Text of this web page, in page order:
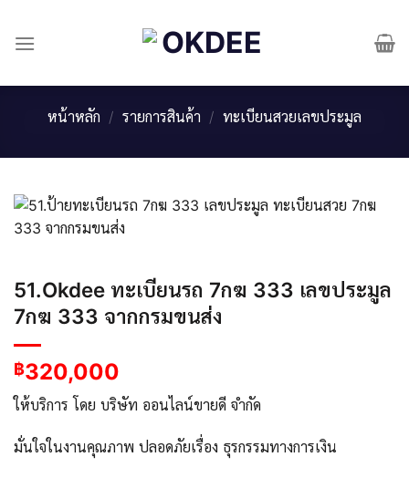
content
หน้าหลัก / รายการสินค้า / ทะเบียนสวยเลขประมูล
51.Okdee ทะเบียนรถ 7กฆ 333 เลขประมูล
7กฆ 333 จากกรมขนส่ง
฿320,000
ให้บริการ โดย บริษัท ออนไลน์ขายดี จำกัด
มั่นใจในงานคุณภาพ ปลอดภัยเรื่อง ธุรกรรมทางการเงิน